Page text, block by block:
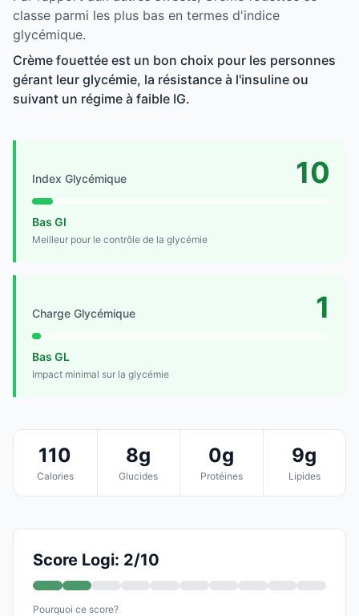
classe parmi les plus bas en termes d'indice
glycémique.
Crème fouettée est un bon choix pour les personnes
gérant leur glycémie, la résistance à l'insuline ou
suivant un régime à faible IG.
Index Glycémique 10
Bas GI
Meilleur pour le contrôle de la glycémie
Charge Glycémique 1
Bas GL
Impact minimal sur la glycémie
110
Calories
8g
Glucides
0g
Protéines
9g
Lipides
Score Logi: 2/10
Pourquoi ce score?